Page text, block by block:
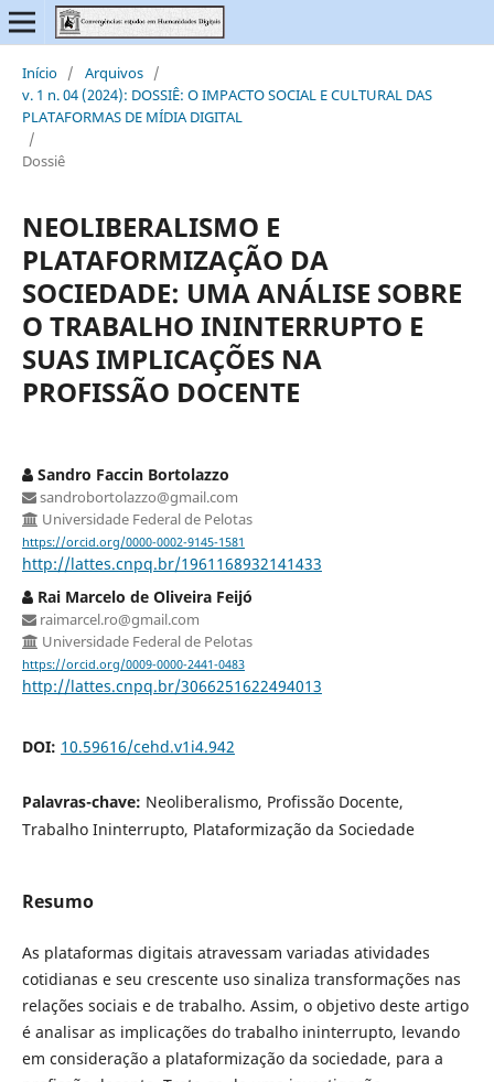
Início / Arquivos /
v. 1 n. 04 (2024): DOSSIÊ: O IMPACTO SOCIAL E CULTURAL DAS
PLATAFORMAS DE MÍDIA DIGITAL
/
Dossiê
NEOLIBERALISMO E
PLATAFORMIZAÇÃO DA
SOCIEDADE: UMA ANÁLISE SOBRE
O TRABALHO ININTERRUPTO E
SUAS IMPLICAÇÕES NA
PROFISSÃO DOCENTE
Sandro Faccin Bortolazzo
sandrobortolazzo@gmail.com
Universidade Federal de Pelotas
https://orcid.org/0000-0002-9145-1581
http://lattes.cnpq.br/1961168932141433
Rai Marcelo de Oliveira Feijó
raimarcel.ro@gmail.com
Universidade Federal de Pelotas
https://orcid.org/0009-0000-2441-0483
http://lattes.cnpq.br/3066251622494013
DOI: 10.59616/cehd.v1i4.942
Palavras-chave: Neoliberalismo, Profissão Docente,
Trabalho Ininterrupto, Plataformização da Sociedade
Resumo
As plataformas digitais atravessam variadas atividades
cotidianas e seu crescente uso sinaliza transformações nas
relações sociais e de trabalho. Assim, o objetivo deste artigo
é analisar as implicações do trabalho ininterrupto, levando
em consideração a plataformização da sociedade, para a